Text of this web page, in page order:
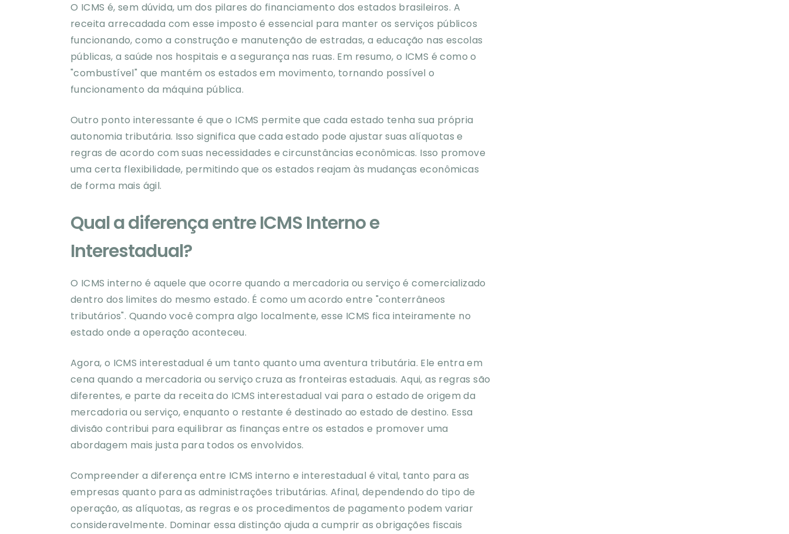
O ICMS é, sem dúvida, um dos pilares do financiamento dos estados brasileiros. A
receita arrecadada com esse imposto é essencial para manter os serviços públicos
funcionando, como a construção e manutenção de estradas, a educação nas escolas
públicas, a saúde nos hospitais e a segurança nas ruas. Em resumo, o ICMS é como o
"combustível" que mantém os estados em movimento, tornando possível o
funcionamento da máquina pública.
Outro ponto interessante é que o ICMS permite que cada estado tenha sua própria
autonomia tributária. Isso significa que cada estado pode ajustar suas alíquotas e
regras de acordo com suas necessidades e circunstâncias econômicas. Isso promove
uma certa flexibilidade, permitindo que os estados reajam às mudanças econômicas
de forma mais ágil.
Qual a diferença entre ICMS Interno e
Interestadual?
O ICMS interno é aquele que ocorre quando a mercadoria ou serviço é comercializado
dentro dos limites do mesmo estado. É como um acordo entre "conterrâneos
tributários". Quando você compra algo localmente, esse ICMS fica inteiramente no
estado onde a operação aconteceu.
Agora, o ICMS interestadual é um tanto quanto uma aventura tributária. Ele entra em
cena quando a mercadoria ou serviço cruza as fronteiras estaduais. Aqui, as regras são
diferentes, e parte da receita do ICMS interestadual vai para o estado de origem da
mercadoria ou serviço, enquanto o restante é destinado ao estado de destino. Essa
divisão contribui para equilibrar as finanças entre os estados e promover uma
abordagem mais justa para todos os envolvidos.
Compreender a diferença entre ICMS interno e interestadual é vital, tanto para as
empresas quanto para as administrações tributárias. Afinal, dependendo do tipo de
operação, as alíquotas, as regras e os procedimentos de pagamento podem variar
consideravelmente. Dominar essa distinção ajuda a cumprir as obrigações fiscais